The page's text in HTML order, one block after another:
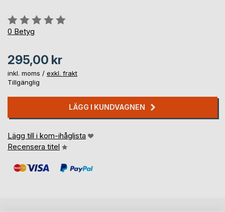
Betyg::
0%
0 Betyg
295,00 kr
inkl. moms / exkl. frakt
Tillgänglig
LÄGG I KUNDVAGNEN
Lägg till i kom-ihåglista
Recensera titel